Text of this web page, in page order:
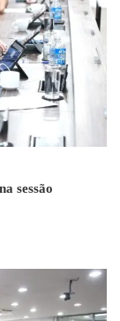
sessão